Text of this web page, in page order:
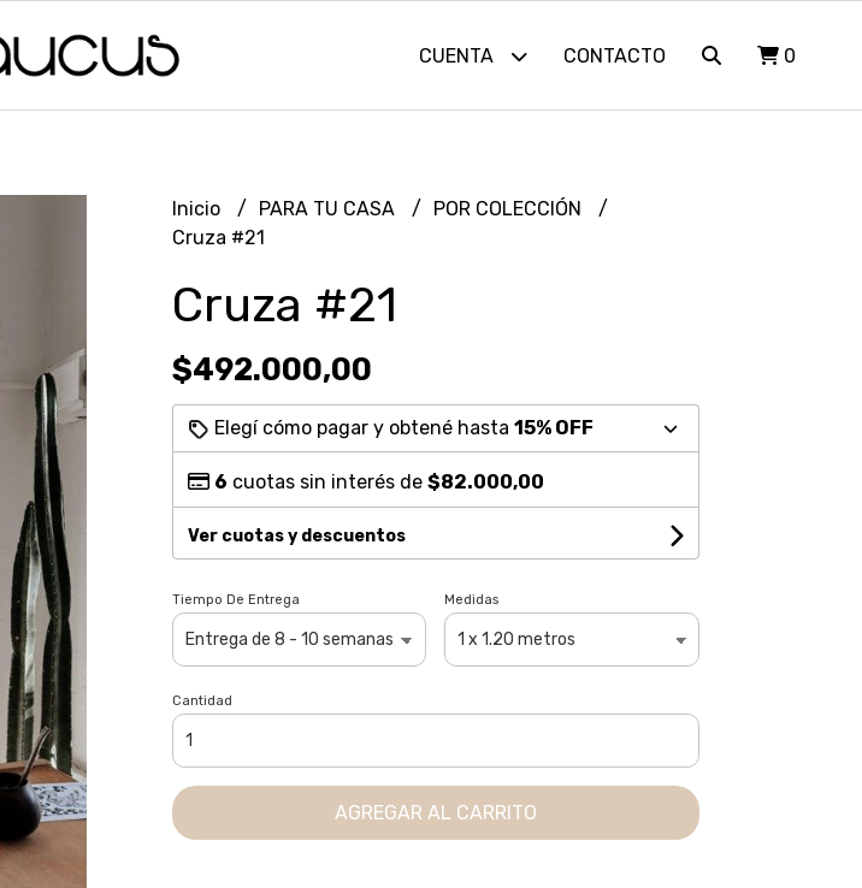
CUENTA CONTACTO 0
Inicio PARA TU CASA
POR COLECCIÓN
Cruza #21
Cruza #21
$492.000,00
Elegí cómo pagar y obtené hasta 15% OFF
6 cuotas sin interés de $82.000,00
Ver cuotas y descuentos
Tiempo De Entrega Medidas
Cantidad
AGREGAR AL CARRITO